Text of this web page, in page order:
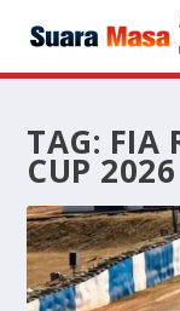
TAG: FIA
CUP 2026